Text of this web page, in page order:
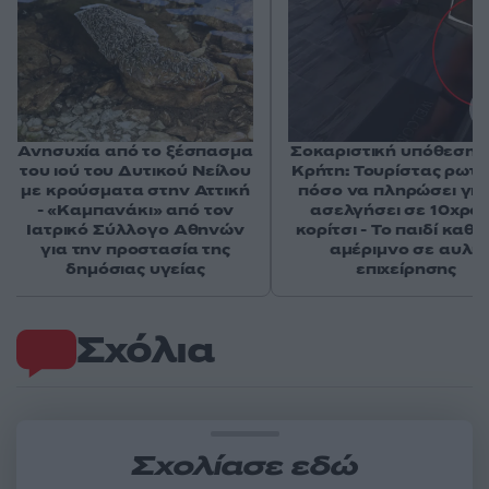
Σχόλια
Σχολίασε εδώ
Ανησυχία από το ξέσπασμα
του ιού του Δυτικού Νείλου
με κρούσματα στην Αττική
- «Καμπανάκι» από τον
Ιατρικό Σύλλογο Αθηνών
για την προστασία της
δημόσιας υγείας
Σοκαριστική υπόθεση
Κρήτη: Τουρίστας
πόσο να πληρώσει
ασελγήσει σε
κορίτσι - Το παιδί
αμέριμνο σε αυλή
επιχείρησης